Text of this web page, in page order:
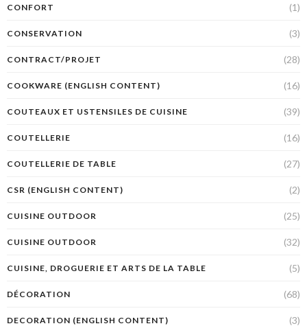
CONFORT (1)
CONSERVATION (3)
CONTRACT/PROJET (28)
COOKWARE (ENGLISH CONTENT) (16)
COUTEAUX ET USTENSILES DE CUISINE (39)
COUTELLERIE (16)
COUTELLERIE DE TABLE (27)
CSR (ENGLISH CONTENT) (2)
CUISINE OUTDOOR (25)
CUISINE OUTDOOR (32)
CUISINE, DROGUERIE ET ARTS DE LA TABLE (5)
DÉCORATION (68)
DECORATION (ENGLISH CONTENT) (3)